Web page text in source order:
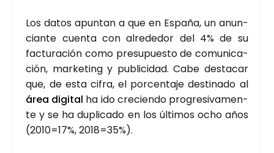
Los datos apun­tan a que en Espa­ña, un anun­
cian­te cuen­ta con alre­de­dor del 4% de su
fac­tu­ra­ción como pre­su­pues­to de comu­ni­ca­
ción, mar­ke­ting y publi­ci­dad. Cabe des­ta­car
que, de esta cifra, el por­cen­ta­je des­ti­na­do al
área digi­tal ha ido cre­cien­do pro­gre­si­va­men­
te y se ha dupli­ca­do en los últi­mos ocho años
(2010=17%, 2018=35%).